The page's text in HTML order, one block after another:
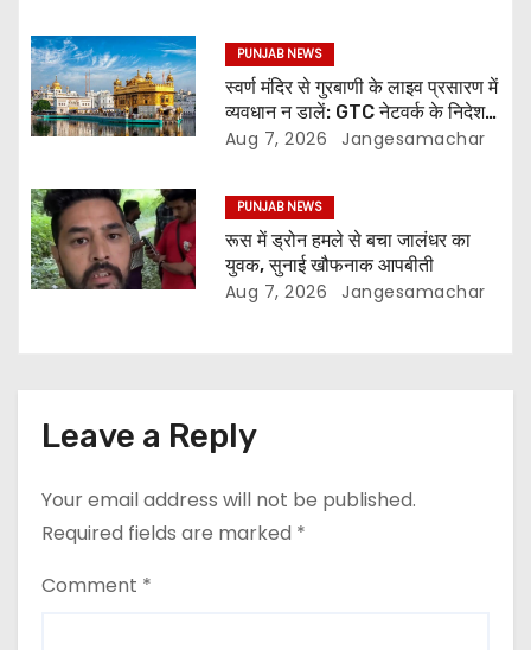
PUNJAB NEWS
स्वर्ण मंदिर से गुरबाणी के लाइव प्रसारण में
व्यवधान न डालें: GTC नेटवर्क के निदेशक
की SGPC से अपील
Aug 7, 2026 Jangesamachar
PUNJAB NEWS
रूस में ड्रोन हमले से बचा जालंधर का
युवक, सुनाई खौफनाक आपबीती
Aug 7, 2026 Jangesamachar
Leave a Reply
Your email address will not be published.
Required fields are marked *
Comment *